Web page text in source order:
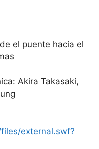
el puente hacia el
Akira Takasaki,
external.swf?